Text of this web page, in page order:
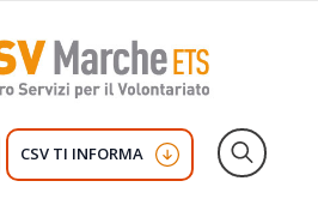
CSV TI INFORMA